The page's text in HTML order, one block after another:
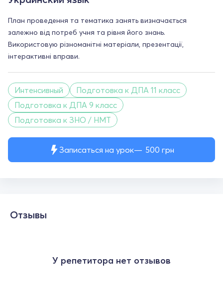
Записаться на урок 500 грн
План проведення та тематика занять визначається
залежно від потреб учня та рівня його знань.
Використовую різноманітні матеріали, презентації,
інтерактивні вправи.
Интенсивный
Подготовка к ДПА 11 класс
Подготовка к ДПА 9 класс
Подготовка к ЗНО / НМТ
Отзывы
У репетитора нет отзывов